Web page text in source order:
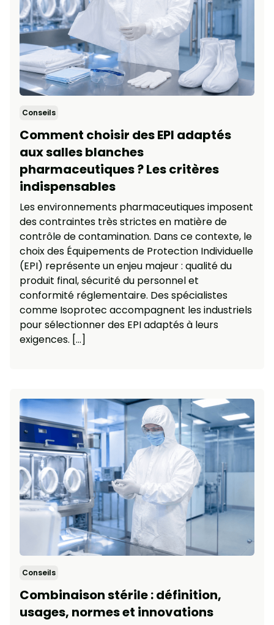
Conseils
Comment choisir des EPI adaptés
aux salles blanches
pharmaceutiques ? Les critères
indispensables
Les environnements pharmaceutiques imposent
des contraintes très strictes en matière de
contrôle de contamination. Dans ce contexte, le
choix des Équipements de Protection Individuelle
(EPI) représente un enjeu majeur : qualité du
produit final, sécurité du personnel et
conformité réglementaire. Des spécialistes
comme Isoprotec accompagnent les industriels
pour sélectionner des EPI adaptés à leurs
exigences. […]
Conseils
Combinaison stérile : définition,
usages, normes et innovations